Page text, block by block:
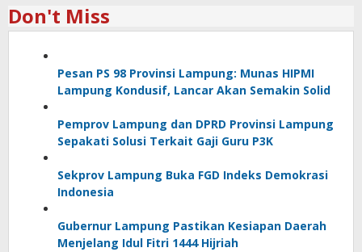
Don't Miss
Pesan PS 98 Provinsi Lampung: Munas HIPMI
Lampung Kondusif, Lancar Akan Semakin Solid
Pemprov Lampung dan DPRD Provinsi Lampung
Sepakati Solusi Terkait Gaji Guru P3K
Sekprov Lampung Buka FGD Indeks Demokrasi
Indonesia
Gubernur Lampung Pastikan Kesiapan Daerah
Menjelang Idul Fitri 1444 Hijriah